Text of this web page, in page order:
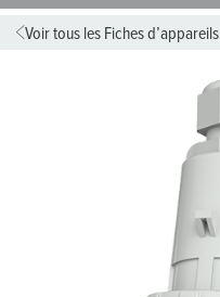
Voir tous les Fiches d’appareils